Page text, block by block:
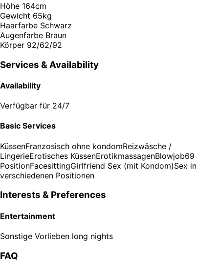
Höhe 164cm
Gewicht 65kg
Haarfarbe Schwarz
Augenfarbe Braun
Körper 92/62/92
Services & Availability
Availability
Verfügbar für 24/7
Basic Services
KüssenFranzosisch ohne kondomReizwäsche /
LingerieErotisches KüssenErotikmassagenBlowjob69
PositionFacesittingGirlfriend Sex (mit Kondom)Sex in
verschiedenen Positionen
Interests & Preferences
Entertainment
Sonstige Vorlieben long nights
FAQ